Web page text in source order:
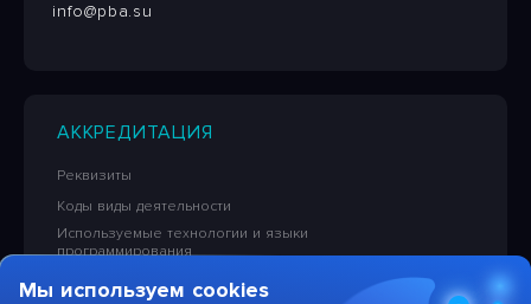
info@pba.su
АККРЕДИТАЦИЯ
Реквизиты
Коды виды деятельности
Используемые технологии и языки
программирования
Сведения об исключительных правах на ПО
Мы используем cookies